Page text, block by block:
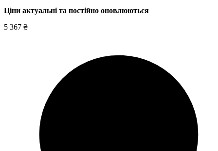
Ціни актуальні та постійно оновлюються
5 367 ₴